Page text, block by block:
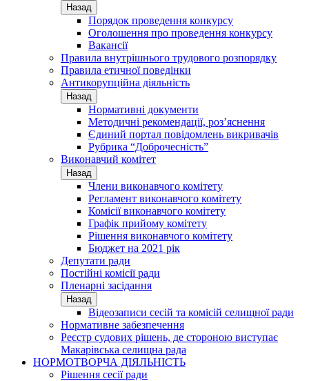
Назад
Порядок проведення конкурсу
Оголошення про проведення конкурсу
Вакансії
Правила внутрішнього трудового розпорядку
Правила етичної поведінки
Антикорупційна діяльність
Назад
Нормативні документи
Методичні рекомендації, роз’яснення
Єдиний портал повідомлень викривачів
Рубрика “Доброчесність”
Виконавчий комітет
Назад
Члени виконавчого комітету
Регламент виконавчого комітету
Комісії виконавчого комітету
Графік прийому комітету
Рішення виконавчого комітету
Бюджет на 2021 рік
Депутати ради
Постійні комісії ради
Пленарні засідання
Назад
Відеозаписи сесій та комісій селищної ради
Нормативне забезпечення
Реєстр судових рішень, де стороною виступає
Макарівська селищна рада
НОРМОТВОРЧА ДІЯЛЬНІСТЬ
Рішення сесії ради